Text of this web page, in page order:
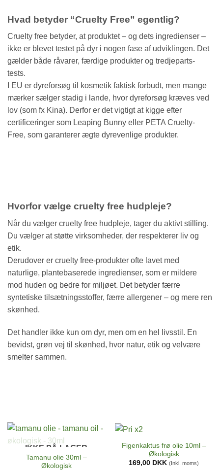
Hvad betyder “Cruelty Free” egentlig?
Cruelty free betyder, at produktet – og dets ingredienser –
ikke er blevet testet på dyr i nogen fase af udviklingen. Det
gælder både råvarer, færdige produkter og tredjeparts-
tests.
I EU er dyreforsøg til kosmetik faktisk forbudt, men mange
mærker sælger stadig i lande, hvor dyreforsøg kræves ved
lov (som fx Kina). Derfor er det vigtigt at kigge efter
certificeringer som Leaping Bunny eller PETA Cruelty-
Free, som garanterer ægte dyrevenlige produkter.
Hvorfor vælge cruelty free hudpleje?
Når du vælger cruelty free hudpleje, tager du aktivt stilling.
Du vælger at støtte virksomheder, der respekterer liv og
etik.
Derudover er cruelty free-produkter ofte lavet med
naturlige, plantebaserede ingredienser, som er mildere
mod huden og bedre for miljøet. Det betyder færre
syntetiske tilsætningsstoffer, færre allergener – og mere ren
skønhed.
Det handler ikke kun om dyr, men om en hel livsstil. En
bevidst, grøn vej til skønhed, hvor natur, etik og velvære
smelter sammen.
IKKE PÅ LAGER
Tamanu olie 30ml –
Økologisk
Figenkaktus frø olie 10ml –
Økologisk
169,00 DKK (Inkl. moms)